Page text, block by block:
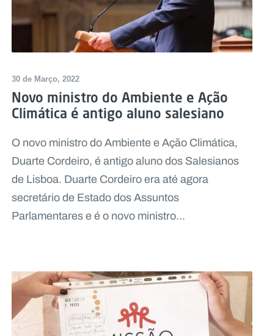
30 de Março, 2022
Novo ministro do Ambiente e Ação
Climática é antigo aluno salesiano
O novo ministro do Ambiente e Ação Climática,
Duarte Cordeiro, é antigo aluno dos Salesianos
de Lisboa. Duarte Cordeiro era até agora
secretário de Estado dos Assuntos
Parlamentares e é o novo ministro...